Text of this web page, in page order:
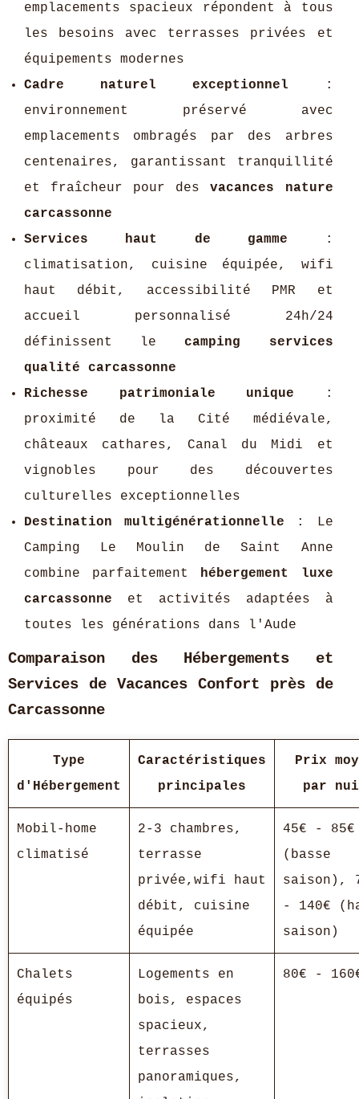
emplacements spacieux répondent à tous
les besoins avec terrasses privées et
équipements modernes
Cadre naturel exceptionnel :
environnement préservé avec
emplacements ombragés par des arbres
centenaires, garantissant tranquillité
et fraîcheur pour desvacances nature
carcassonne
Services haut de gamme :
climatisation, cuisine équipée, wifi
haut débit, accessibilité PMR et
accueil personnalisé 24h/24
définissent lecamping services
qualité carcassonne
Richesse patrimoniale unique :
proximité de la Cité médiévale,
châteaux cathares, Canal du Midi et
vignobles pour des découvertes
culturelles exceptionnelles
Destination multigénérationnelle : Le
Camping Le Moulin de Saint Anne
combine parfaitement hébergement luxe
carcassonne et activités adaptées à
toutes les générations dans l'Aude
Comparaison des Hébergements et
Services de Vacances Confort près de
Carcassonne
Type
d'Hébergement
Caractéristiques
principales
Prix
par
Mobil-home
climatisé
2-3 chambres,
terrasse
privée,wifi haut
débit, cuisine
équipée
45€ - 85€
(basse
saison),
- 140€
saison)
Chalets
équipés
Logements en
bois, espaces
spacieux,
terrasses
panoramiques,
80€ -